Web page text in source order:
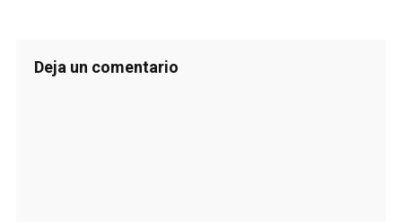
Deja un comentario